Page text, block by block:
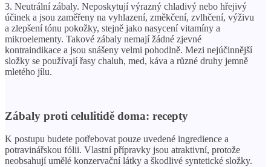
3. Neutrální zábaly. Neposkytují výrazný chladivý nebo hřejivý
účinek a jsou zaměřeny na vyhlazení, změkčení, zvlhčení, výživu
a zlepšení tónu pokožky, stejně jako nasycení vitamíny a
mikroelementy. Takové zábaly nemají žádné zjevné
kontraindikace a jsou snášeny velmi pohodlně. Mezi nejúčinnější
složky se používají řasy chaluh, med, káva a různé druhy jemně
mletého jílu.
Zábaly proti celulitidě doma: recepty
K postupu budete potřebovat pouze uvedené ingredience a
potravinářskou fólii. Vlastní přípravky jsou atraktivní, protože
neobsahují umělé konzervační látky a škodlivé syntetické složky.